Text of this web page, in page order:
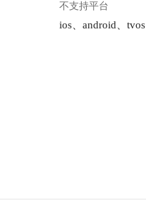
不支持平台
ios、android、tvos